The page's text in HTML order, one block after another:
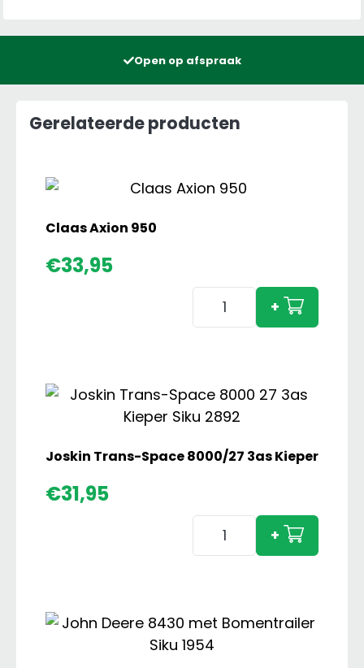
Open op afspraak
Gerelateerde producten
Claas Axion 950
€33,95
Claas
Axion
+
Joskin Trans-Space 8000/27 3as Kieper
€31,95
Joskin
Trans-
3as
Kieper
aantal
+